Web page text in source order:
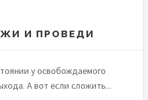
И ПРОВЕДИ
у освобождаемого
А вот если сложить...